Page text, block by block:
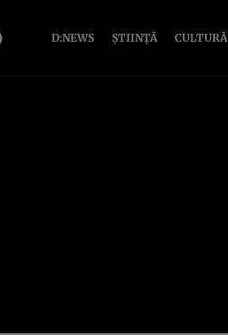
D:NEWS ȘTIINȚĂ CULTURĂ